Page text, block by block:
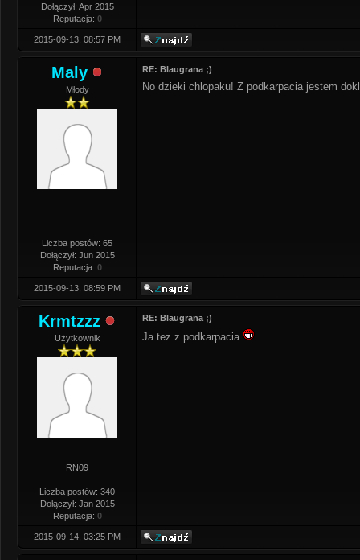
Dołączył: Apr 2015
Reputacja: 0
2015-09-13, 08:57 PM
Maly
Młody
Liczba postów: 65
Dołączył: Jun 2015
Reputacja: 0
RE: Blaugrana ;)
No dzieki chlopaku! Z podkarpacia jestem
2015-09-13, 08:59 PM
Krmtzzz
Użytkownik
RN09
Liczba postów: 340
Dołączył: Jan 2015
Reputacja: 0
RE: Blaugrana ;)
Ja tez z podkarpacia
2015-09-14, 03:25 PM